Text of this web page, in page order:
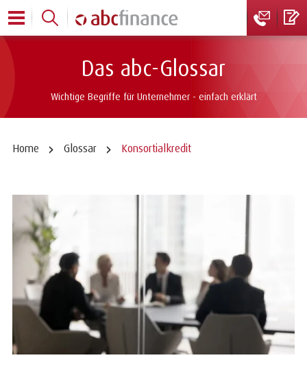
Das abc-Glossar
Wichtige Begriffe für Unternehmer - einfach erklärt
Home Glossar Konsortialkredit